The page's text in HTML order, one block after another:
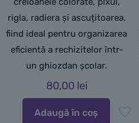
rigla, radiera și ascuțitoarea,
fiind ideal pentru organizarea
eficientă a rechizitelor într-
un ghiozdan școlar.
80,00 lei
Adaugă în coș